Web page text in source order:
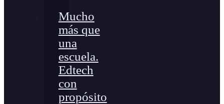
Mucho
más que
una
escuela.
Edtech
con
propósito